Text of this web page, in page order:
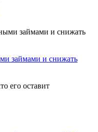
займами и снижать
его оставит